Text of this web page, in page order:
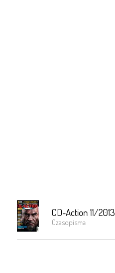
CD-Action 11/2013
Czasopisma